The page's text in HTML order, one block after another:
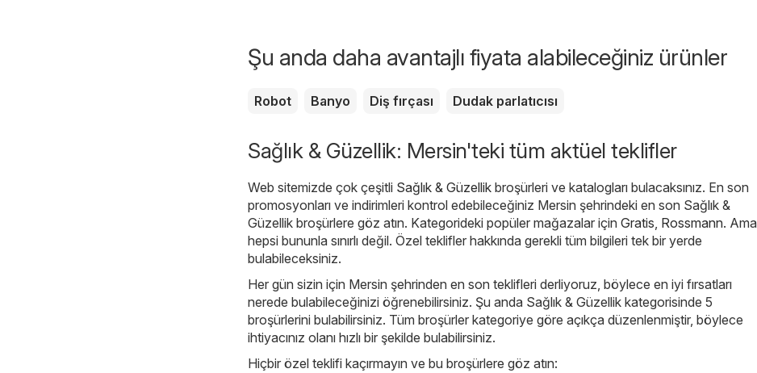
Şu anda daha avantajlı fiyata alabileceğiniz ürünler
Robot Banyo Diş fırçası Dudak parlatıcısı
Sağlık & Güzellik: Mersin'teki tüm aktüel teklifler
Web sitemizde çok çeşitli Sağlık & Güzellik broşürleri ve katalogları bulacaksınız. En son
promosyonları ve indirimleri kontrol edebileceğiniz Mersin şehrindeki en son Sağlık &
Güzellik broşürlere göz atın. Kategorideki popüler mağazalar için Gratis, Rossmann. Ama
hepsi bununla sınırlı değil. Özel teklifler hakkında gerekli tüm bilgileri tek bir yerde
bulabileceksiniz.
Her gün sizin için Mersin şehrinden en son teklifleri derliyoruz, böylece en iyi fırsatları
nerede bulabileceğinizi öğrenebilirsiniz. Şu anda Sağlık & Güzellik kategorisinde 5
broşürlerini bulabilirsiniz. Tüm broşürler kategoriye göre açıkça düzenlenmiştir, böylece
ihtiyacınız olanı hızlı bir şekilde bulabilirsiniz.
Hiçbir özel teklifi kaçırmayın ve bu broşürlere göz atın: